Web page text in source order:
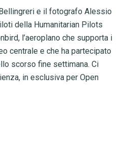
e il fotografo Alessio
della Humanitarian Pilots
l’aeroplano che supporta i
centrale e che ha partecipato
scorso fine settimana. Ci
in esclusiva per Open